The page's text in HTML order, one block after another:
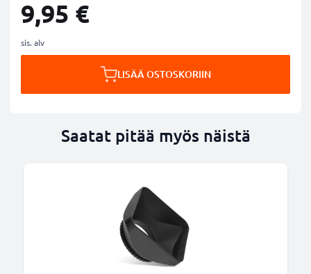
9,95 €
sis. alv
LISÄÄ OSTOSKORIIN
Saatat pitää myös näistä